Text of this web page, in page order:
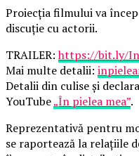
Proiecția filmului va
discuție cu actorii.
TRAILER:https://bit.ly/
Mai multe detalii:
Detalii din culise și
YouTube„În pielea mea”.
Reprezentativă pentru
se raportează la relațiile